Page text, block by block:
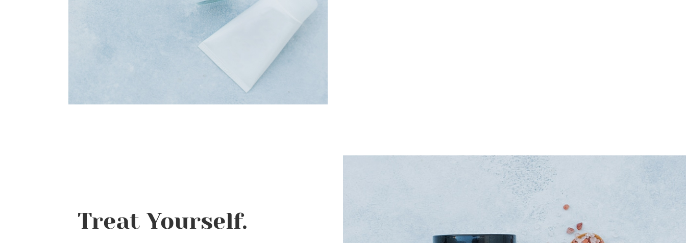
Treat Yourself.